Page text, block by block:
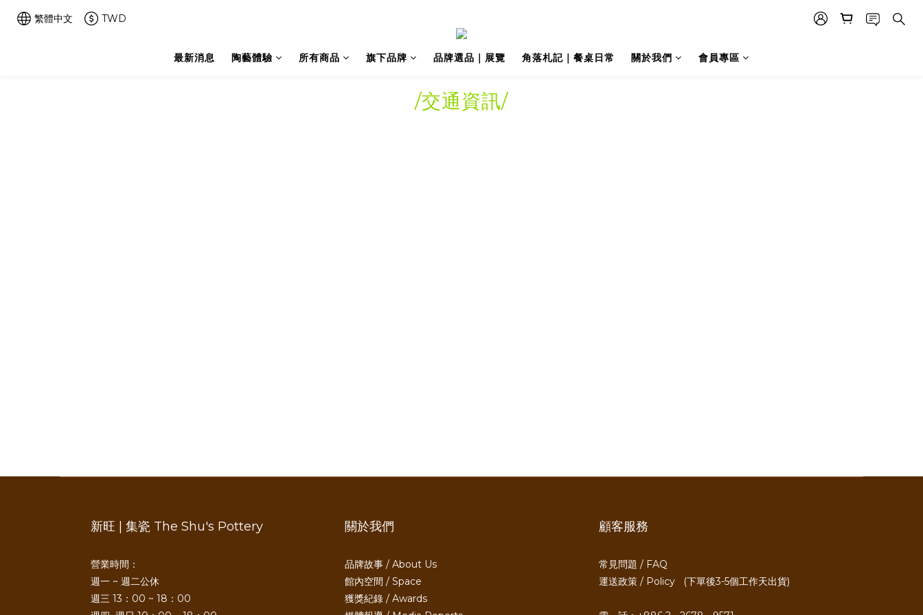
繁體中文 TWD
最新消息 陶藝體驗 所有商品 旗下品牌 品牌選品｜展覽 角落札記｜餐桌日常 關於我們 會員專區
/交通資訊/
新旺 | 集瓷 The Shu's Pottery
營業時間：
週一 ~ 週二公休
週三 13：00 ~ 18：00
關於我們
品牌故事 / About Us
館內空間 / Space
獲獎紀錄 / Awards
顧客服務
常見問題 / FAQ
運送政策 / Policy (下單後3-5個工作天出貨)